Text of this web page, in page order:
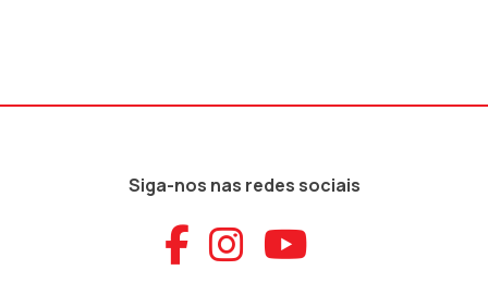
Siga-nos nas redes sociais
Aceder ao
Aceder ao
Aceder